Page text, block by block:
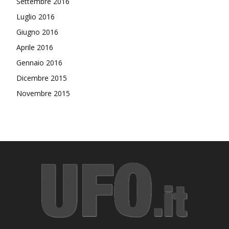
Luglio 2016
Giugno 2016
Aprile 2016
Gennaio 2016
Dicembre 2015
Novembre 2015